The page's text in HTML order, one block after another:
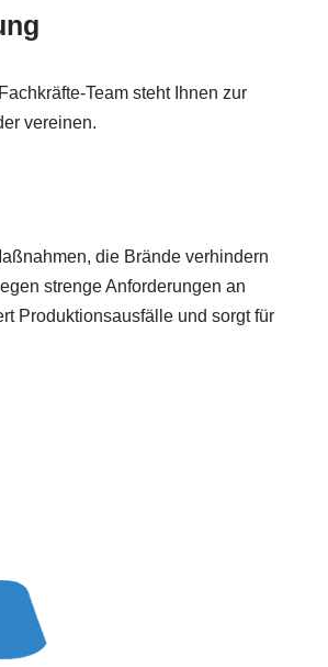
Team steht Ihnen zur
vereinen.
die Brände verhindern
strenge Anforderungen an
Produktionsausfälle und sorgt für